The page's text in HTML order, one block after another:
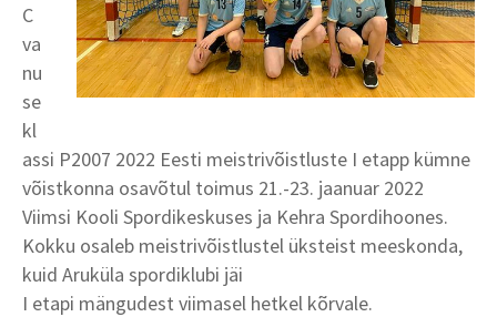
C
va
nu
se
kl
assi P2007 2022 Eesti meistrivõistluste I etapp kümne
võistkonna osavõtul toimus 21.-23. jaanuar 2022
Viimsi Kooli Spordikeskuses ja Kehra Spordihoones.
Kokku osaleb meistrivõistlustel üksteist meeskonda,
kuid Aruküla spordiklubi jäi
I etapi mängudest viimasel hetkel kõrvale.